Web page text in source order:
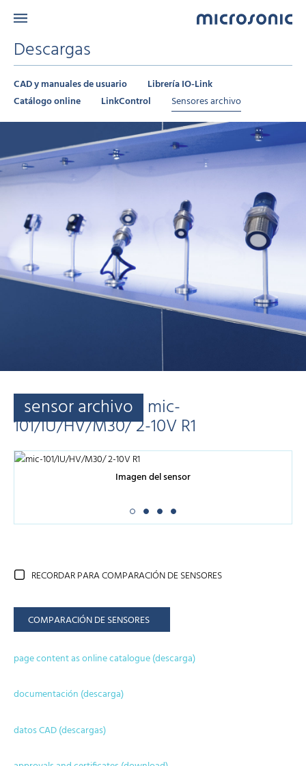
Descargas
CAD y manuales de usuario
Librería IO-Link
Catálogo online
LinkControl Sensores archivo
sensor archivo mic-
101/IU/HV/M30/ 2-10V R1
Imagen del sensor
RECORDAR PARA COMPARACIÓN DE SENSORES
COMPARACIÓN DE SENSORES
page content as online catalogue (descarga)
documentación (descarga)
datos CAD (descargas)